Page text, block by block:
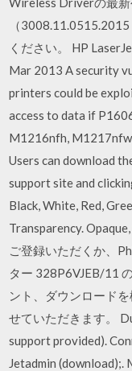
（
ください。 HP
Mar 2013 A security
printers could be
access to data if
M1216nfh,
Users can download
support site and
Black, White, Red,
Transparency.
ご登録いただくか、
ター 328P6VJEB/11
ント、ダウンロード
せていただきます。
support provided).
Jetadmin